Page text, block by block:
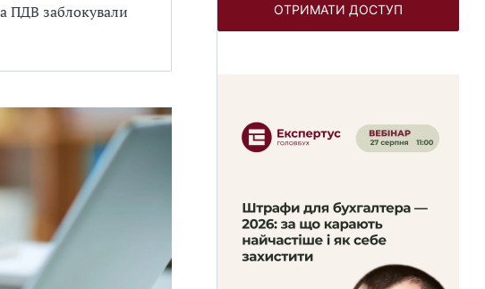
ПДВ заблокували
ОТРИМАТИ ДОСТУП